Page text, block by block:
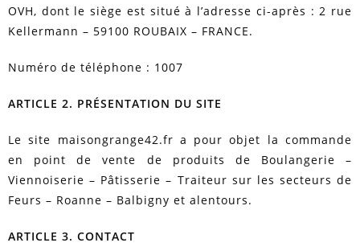
OVH, dont le siège est situé à l’adresse ci-après : 2 rue
Kellermann – 59100 ROUBAIX – FRANCE.
Numéro de téléphone : 1007
ARTICLE 2. PRÉSENTATION DU SITE
Le site maisongrange42.fr a pour objet la commande
en point de vente de produits de Boulangerie –
Viennoiserie – Pâtisserie – Traiteur sur les secteurs de
Feurs – Roanne – Balbigny et alentours.
ARTICLE 3. CONTACT